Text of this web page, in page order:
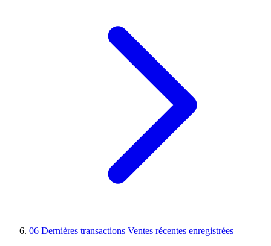
06 Dernières transactions Ventes récentes enregistrées